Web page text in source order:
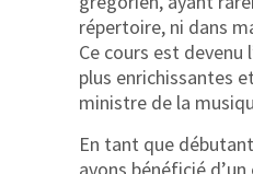
répertoire, ni dans
Ce cours est devenu
plus enrichissantes
ministre de la
En tant que
avons bénéficié